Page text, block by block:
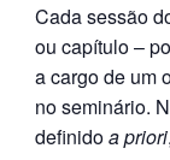
Cada sessão
ou capítulo –
a cargo de um
no seminário.
definidoa priori